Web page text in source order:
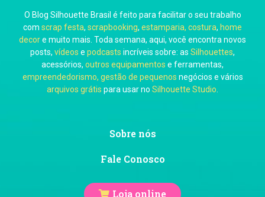
Carol Pessoa
Ju Mirthes
O Blog Silhouette Brasil é feito para facilitar o seu trabalho
com scrap festa, scrapbooking, estamparia, costura, home
decore muito mais. Toda semana, aqui, você encontra novos
posts, vídeos e podcasts incríveis sobre: as Silhouettes,
acessórios, outros equipamentos e ferramentas,
empreendedorismo, gestão de pequenos negócios e vários
arquivos grátis para usar no Silhouette Studio
Sobre nós
Fale Conosco
Loja online